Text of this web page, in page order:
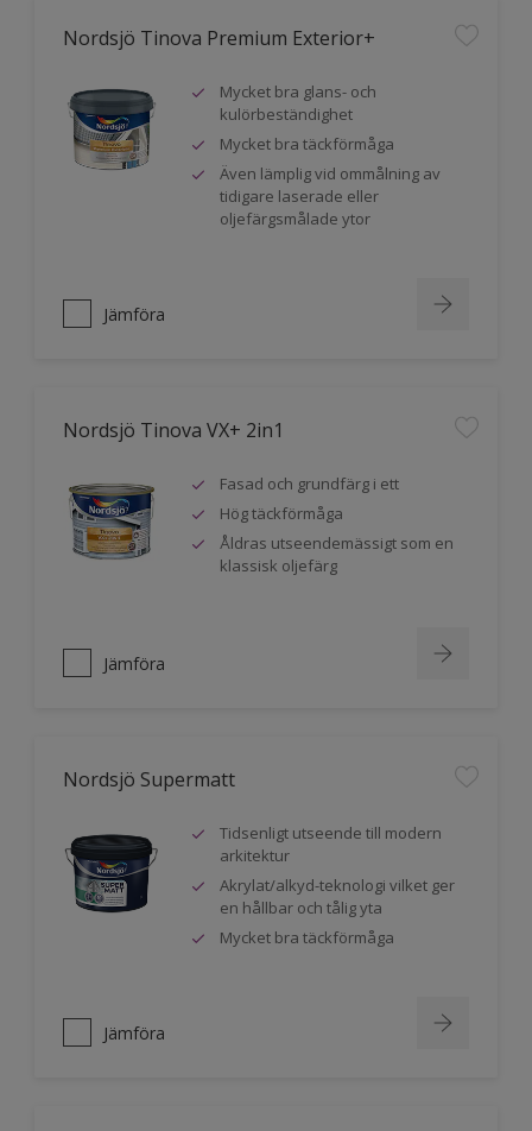
Nordsjö Tinova Premium Exterior+
Mycket bra glans- och
kulörbeständighet
Mycket bra täckförmåga
Även lämplig vid ommålning av
tidigare laserade eller
oljefärgsmålade ytor
Jämföra
Nordsjö Tinova VX+ 2in1
Fasad och grundfärg i ett
Hög täckförmåga
Åldras utseendemässigt som en
klassisk oljefärg
Jämföra
Nordsjö Supermatt
Tidsenligt utseende till modern
arkitektur
Akrylat/alkyd-teknologi vilket ger
en hållbar och tålig yta
Mycket bra täckförmåga
Jämföra